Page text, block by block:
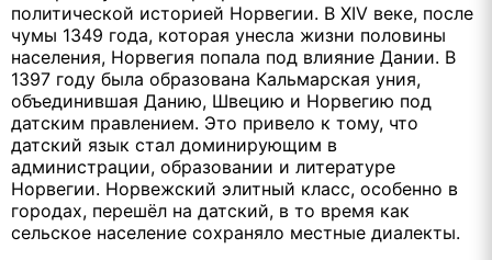
политической историей Норвегии. В XIV веке, после
чумы 1349 года, которая унесла жизни половины
населения, Норвегия попала под влияние Дании. В
1397 году была образована Кальмарская уния,
объединившая Данию, Швецию и Норвегию под
датским правлением. Это привело к тому, что
датский язык стал доминирующим в
администрации, образовании и литературе
Норвегии. Норвежский элитный класс, особенно в
городах, перешёл на датский, в то время как
сельское население сохраняло местные диалекты.